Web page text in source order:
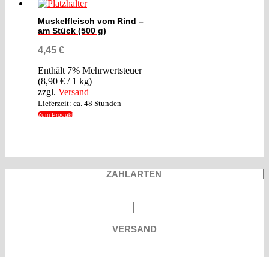
Muskelfleisch vom Rind –
am Stück (500 g)
4,45 €
Enthält 7% Mehrwertsteuer
(8,90 € / 1 kg)
zzgl. Versand
Lieferzeit: ca. 48 Stunden
Zum Produkt
ZAHLARTEN
VERSAND